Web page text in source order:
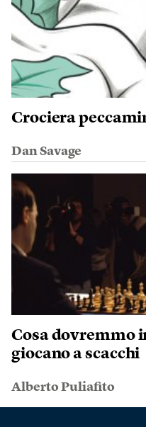
Crociera
Dan Savage
Cosa dovremmo
giocano a scacchi
Alberto Puliafito